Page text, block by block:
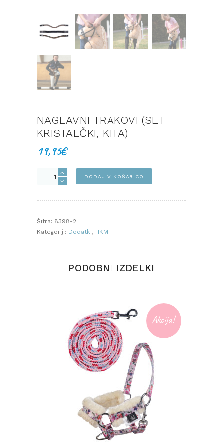
NAGLAVNI TRAKOVI (SET
KRISTALČKI, KITA)
19,95€
Naglavni
kita)
DODAJ V KOŠARICO
Šifra: 8398-2
Kategoriji: Dodatki, HKM
PODOBNI IZDELKI
Akcija!